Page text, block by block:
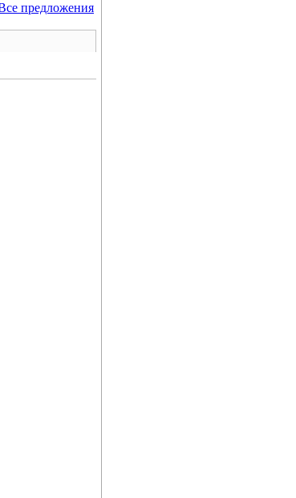
предложения